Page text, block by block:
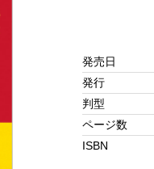
発売日
発行
判型
ページ数
ISBN